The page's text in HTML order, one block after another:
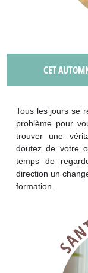
CET
Tous les jours se
problème pour
trouver une
doutez de votre
temps de
direction un
formation.